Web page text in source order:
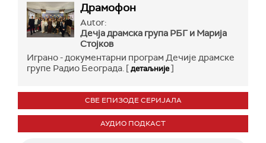
Драмофон
Autor:
Дечја драмска група РБГ и Марија
Стојков
Играно - документарни програм Дечије драмске
групе Радио Београда. [детаљније]
СВЕ ЕПИЗОДЕ СЕРИЈАЛА
АУДИО ПОДКАСТ